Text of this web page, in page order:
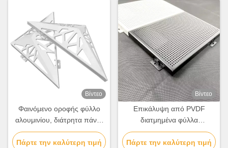
Βίντεο
Φαινόμενο οροφής φύλλο
αλουμινίου, διάτρητα πάνελ
αλουμινίου για πρόσοψη
Πάρτε την καλύτερη τιμή
Βίντεο
Επικάλυψη από PVDF
διατμημένα φύλλα
αλουμινίου για εσωτερική /
εξωτερική διακόσμηση
Πάρτε την καλύτερη τιμή